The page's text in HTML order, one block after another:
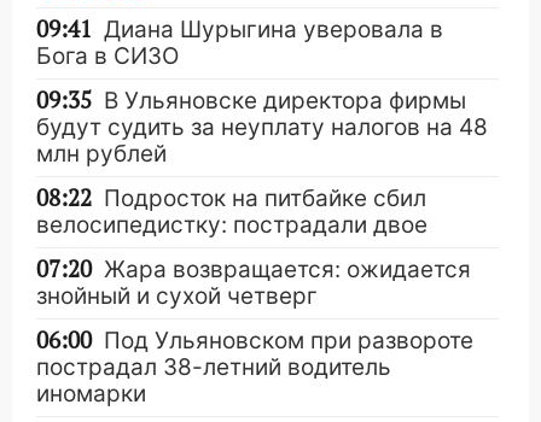
09:41 Диана Шурыгина уверовала в
Бога в СИЗО
09:35 В Ульяновске директора фирмы
будут судить за неуплату налогов на 48
млн рублей
08:22 Подросток на питбайке сбил
велосипедистку: пострадали двое
07:20 Жара возвращается: ожидается
знойный и сухой четверг
06:00 Под Ульяновском при развороте
пострадал 38-летний водитель
иномарки